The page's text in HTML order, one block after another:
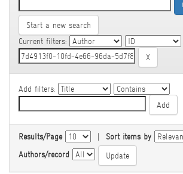
Start a new search
Current filters:
Add filters:
Results/Page | Sort items by
Authors/record